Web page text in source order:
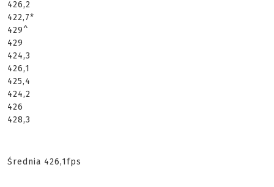
426,2
422,7*
429^
429
424,3
426,1
425,4
424,2
426
428,3
Średnia 426,1fps